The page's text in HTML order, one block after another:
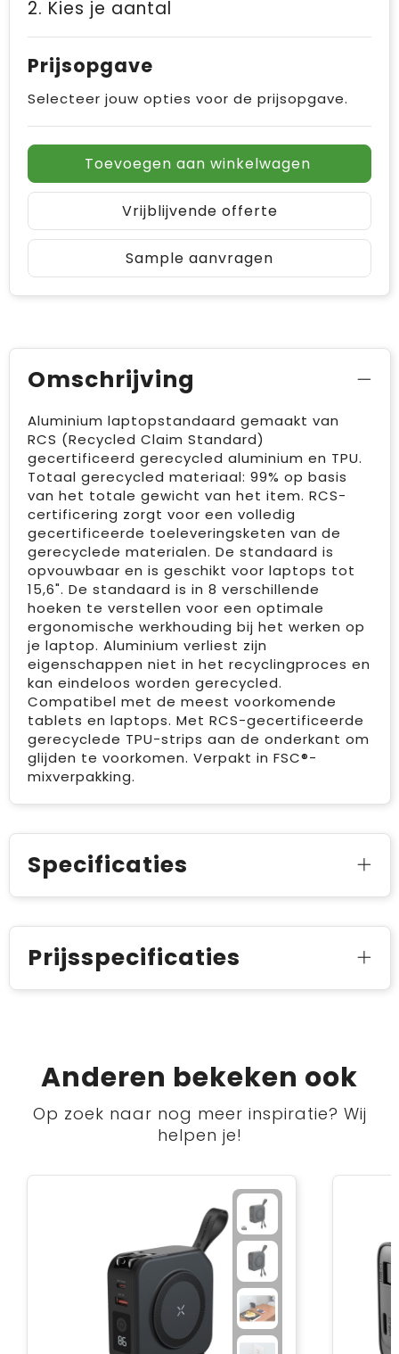
2. Kies je aantal
Prijsopgave
Selecteer jouw opties voor de prijsopgave.
Toevoegen aan winkelwagen
Vrijblijvende offerte
Sample aanvragen
Omschrijving
Aluminium laptopstandaard gemaakt van
RCS (Recycled Claim Standard)
gecertificeerd gerecycled aluminium en TPU.
Totaal gerecycled materiaal: 99% op basis
van het totale gewicht van het item. RCS-
certificering zorgt voor een volledig
gecertificeerde toeleveringsketen van de
gerecyclede materialen. De standaard is
opvouwbaar en is geschikt voor laptops tot
15,6". De standaard is in 8 verschillende
hoeken te verstellen voor een optimale
ergonomische werkhouding bij het werken op
je laptop. Aluminium verliest zijn
eigenschappen niet in het recyclingproces en
kan eindeloos worden gerecycled.
Compatibel met de meest voorkomende
tablets en laptops. Met RCS-gecertificeerde
gerecyclede TPU-strips aan de onderkant om
glijden te voorkomen. Verpakt in FSC®-
mixverpakking.
Specificaties
Prijsspecificaties
Anderen bekeken ook
Op zoek naar nog meer inspiratie? Wij
helpen je!